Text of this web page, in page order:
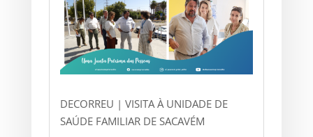
DECORREU | VISITA À UNIDADE DE
SAÚDE FAMILIAR DE SACAVÉM